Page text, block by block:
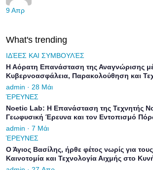
9 Απρ
What's trending
ΙΔΈΕΣ ΚΑΙ ΣΥΜΒΟΥΛΈΣ
Η Αόρατη Επανάσταση της Αναγνώρισης
Κυβερνοασφάλεια, Παρακολούθηση και
admin · 28 Μάι
ΈΡΕΥΝΕΣ
Noetic Lab: Η Επανάσταση της Τεχνητής
Γεωφυσική Έρευνα και τον Εντοπισμό
του Υπεδάφους στα Χέρια σας
admin · 7 Μάι
ΈΡΕΥΝΕΣ
Ο Άγιος Βασίλης, ήρθε φέτος νωρίς για
Καινοτομία και Τεχνολογία Αιχμής στο